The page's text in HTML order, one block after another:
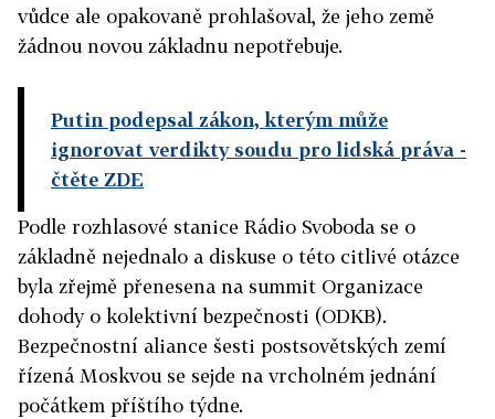
vůdce ale opakovaně prohlašoval, že jeho země
žádnou novou základnu nepotřebuje.
Putin podepsal zákon, kterým může
ignorovat verdikty soudu pro lidská práva -
čtěte ZDE
Podle rozhlasové stanice Rádio Svoboda se o
základně nejednalo a diskuse o této citlivé otázce
byla zřejmě přenesena na summit Organizace
dohody o kolektivní bezpečnosti (ODKB).
Bezpečnostní aliance šesti postsovětských zemí
řízená Moskvou se sejde na vrcholném jednání
počátkem příštího týdne.